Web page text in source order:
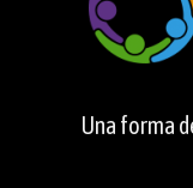
Una forma